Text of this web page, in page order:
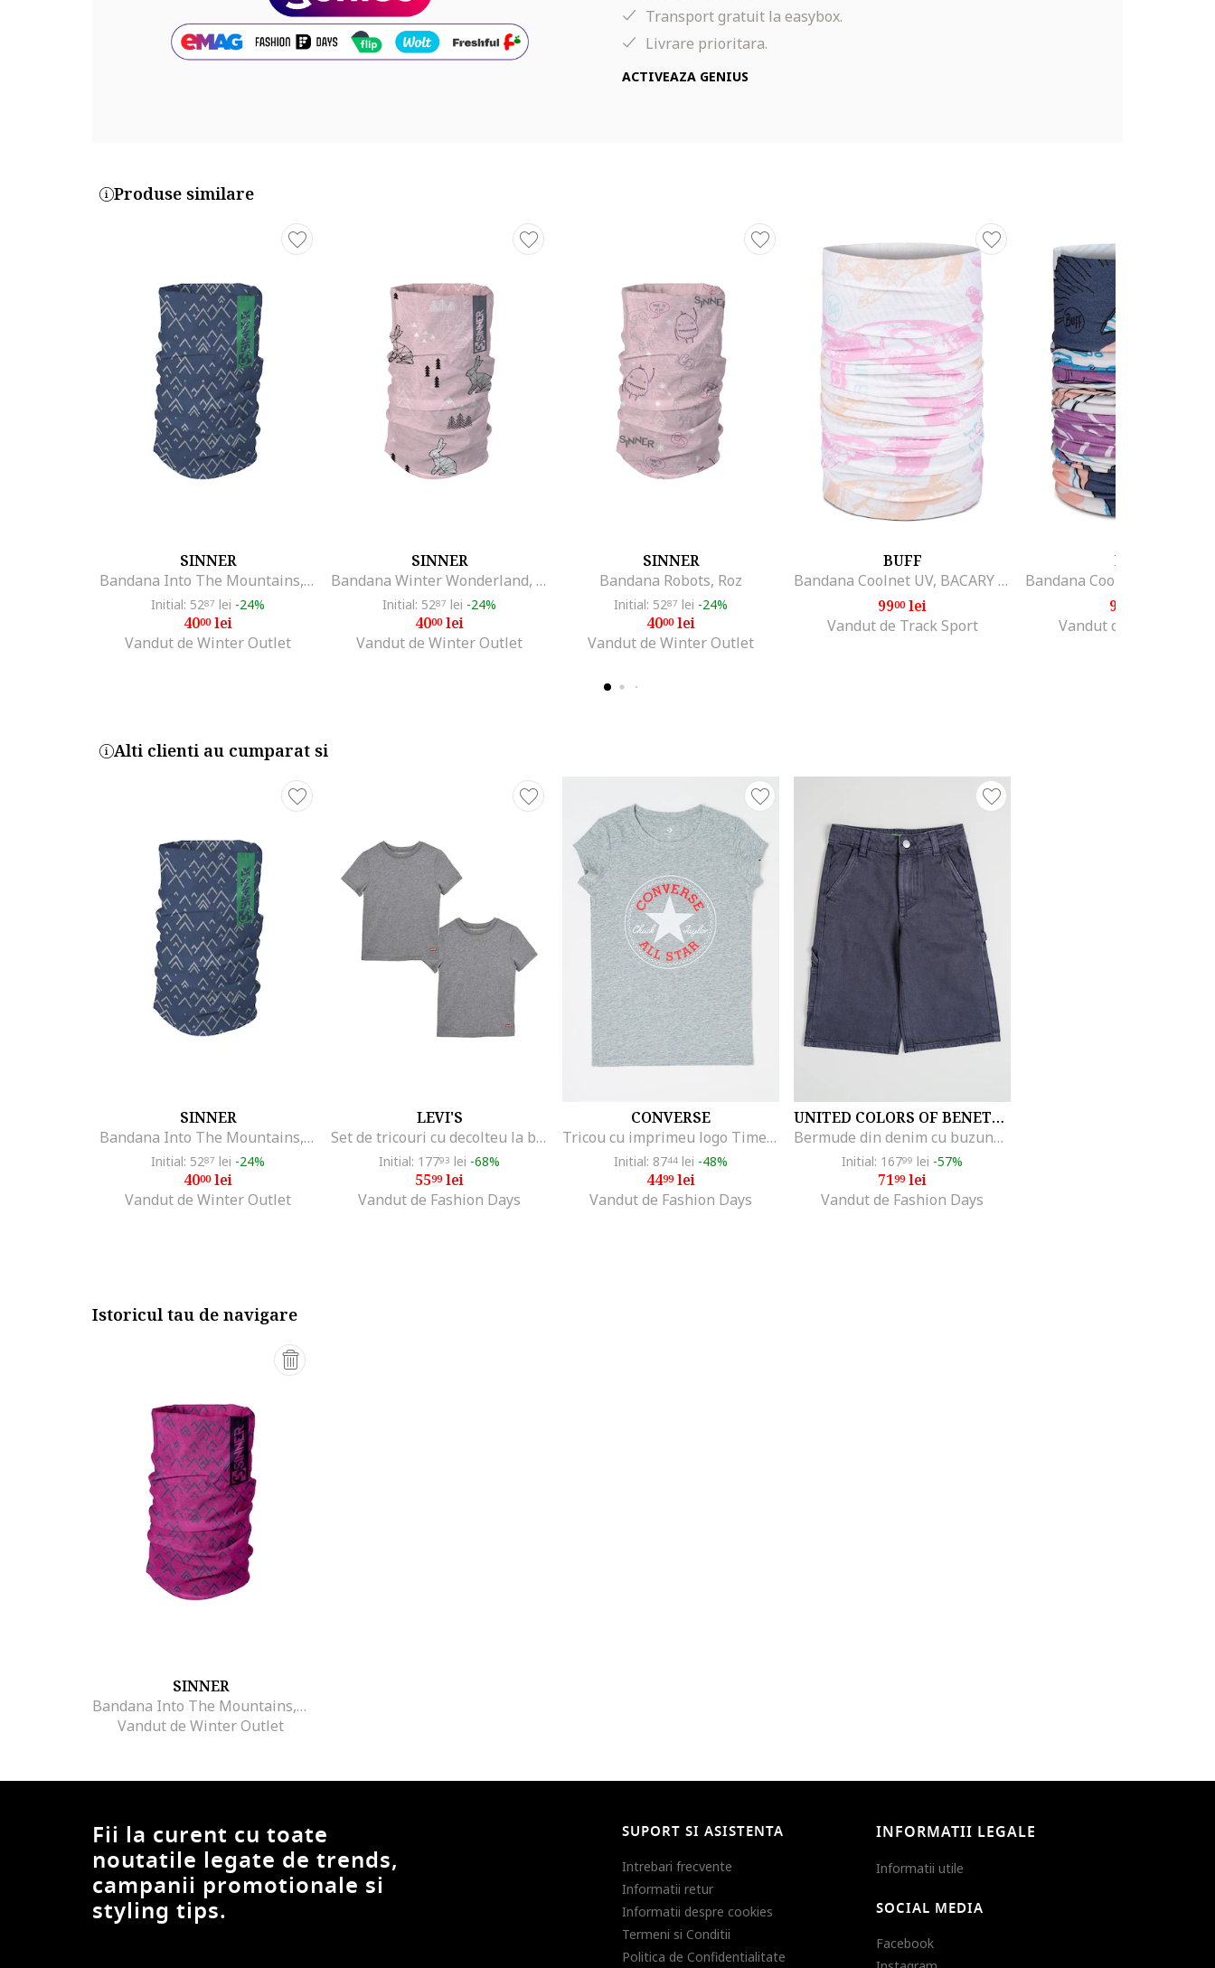
Transport gratuit la easybox.
Livrare prioritara.
ACTIVEAZA GENIUS
Produse similare
SINNER
Bandana Into The Mountains, Albastru
Initial: 5287 lei -24%
4000lei
Vandut de Winter Outlet
SINNER
Bandana Winter Wonderland, Roz
Initial: 5287 lei -24%
4000lei
Vandut de Winter Outlet
SINNER
Bandana Robots, Roz
Initial: 5287 lei -24%
4000lei
Vandut de Winter Outlet
BUFF
Bandana Coolnet UV, BACARY PINK, culoare roz, multisport, pentru copii, marime universala
9900lei
Vandut de Track Sport
BUFF
99
Vandut de Track Sport
Alti clienti au cumparat si
SINNER
Bandana Into The Mountains, Albastru
Initial: 5287 lei -24%
4000lei
Vandut de Winter Outlet
LEVI'S
Set de tricouri cu decolteu la baza gatului - 2 piese, Gri
Initial: 17793 lei -68%
5599lei
Vandut de Fashion Days
CONVERSE
Tricou cu imprimeu logo Timeless Chuck, Rosu/Alb/Gri melange
Initial: 8744 lei -48%
4499lei
Vandut de Fashion Days
UNITED COLORS OF BENETTON
Bermude din denim cu buzunare, Gri
Initial: 16799 lei -57%
7199lei
Vandut de Fashion Days
Istoricul tau de navigare
SINNER
Bandana Into The Mountains, Roz
Vandut de Winter Outlet
Fii la curent cu toate
noutatile legate de trends,
campanii promotionale si
styling tips.
SUPORT SI ASISTENTA
Intrebari frecvente
Informatii retur
Informatii despre cookies
Termeni si Conditii
Politica de Confidentialitate
INFORMATII LEGALE
Informatii utile
SOCIAL MEDIA
Facebook